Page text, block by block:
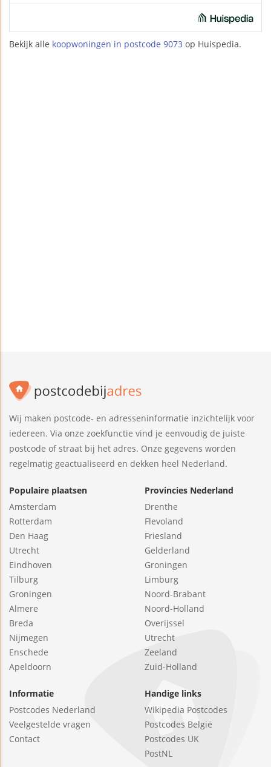
Bekijk alle koopwoningen in postcode 9073 op Huispedia.
Wij maken postcode- en adresseninformatie inzichtelijk voor
iedereen. Via onze zoekfunctie vind je eenvoudig de juiste
postcode of straat bij het adres. Onze gegevens worden
regelmatig geactualiseerd en dekken heel Nederland.
Populaire plaatsen
Amsterdam
Rotterdam
Den Haag
Utrecht
Eindhoven
Tilburg
Groningen
Almere
Breda
Nijmegen
Enschede
Apeldoorn
Provincies Nederland
Drenthe
Flevoland
Friesland
Gelderland
Groningen
Limburg
Noord-Brabant
Noord-Holland
Overijssel
Utrecht
Zeeland
Zuid-Holland
Informatie
Postcodes Nederland
Veelgestelde vragen
Contact
Handige links
Wikipedia Postcodes
Postcodes België
Postcodes UK
PostNL